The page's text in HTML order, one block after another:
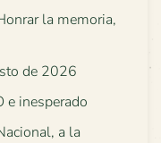
la memoria,
de 2026
e inesperado
a la